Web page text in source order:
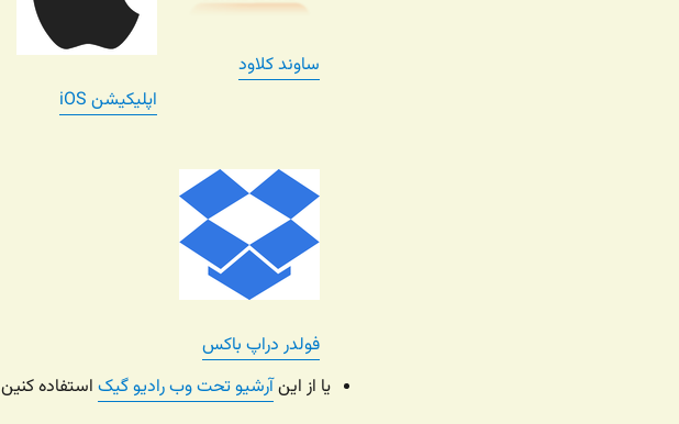
ساوند کلاود
اپلیکیشن iOS
فولدر دراپ باکس
یا از اینآرشیو تحت وب رادیو گیکاستفاده کنین